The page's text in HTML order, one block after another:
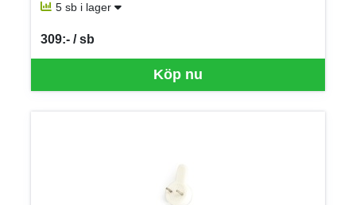
5 sb i lager
Köp nu
309:- / sb
SEK per SB